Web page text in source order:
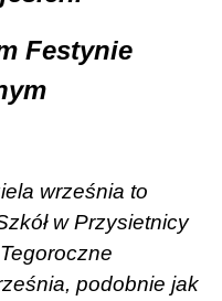
Festynie
września to
w Przysietnicy
podobnie jak